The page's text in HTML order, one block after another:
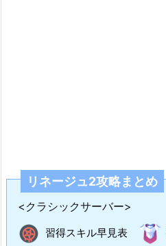
リネージュ2攻略まとめ
<クラシックサーバー>
習得スキル早見表